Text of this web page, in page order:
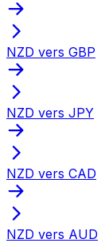
NZD vers GBP
NZD vers JPY
NZD vers CAD
NZD vers AUD